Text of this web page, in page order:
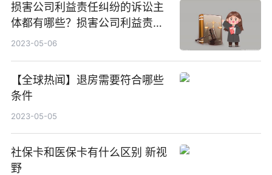
损害公司利益责任纠纷的诉讼主
体都有哪些？损害公司利益责任
纠纷的被告是谁呢？
2023-05-06
【全球热闻】退房需要符合哪些
条件
2023-05-05
社保卡和医保卡有什么区别 新视
野